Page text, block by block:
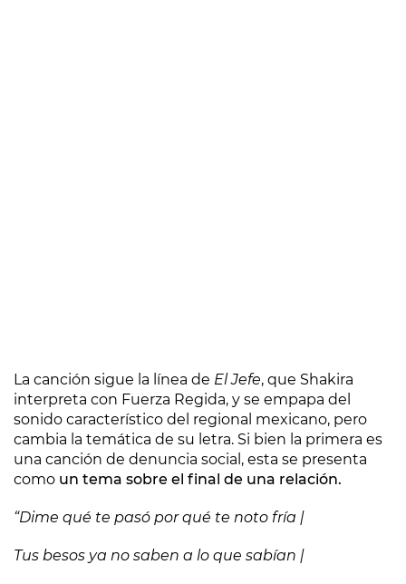
La canción sigue la línea de El Jefe, que Shakira
interpreta con Fuerza Regida, y se empapa del
sonido característico del regional mexicano, pero
cambia la temática de su letra. Si bien la primera es
una canción de denuncia social, esta se presenta
como un tema sobre el final de una relación.
“Dime qué te pasó por qué te noto fría |
Tus besos ya no saben a lo que sabían |